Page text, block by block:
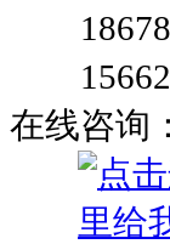
在线咨询：